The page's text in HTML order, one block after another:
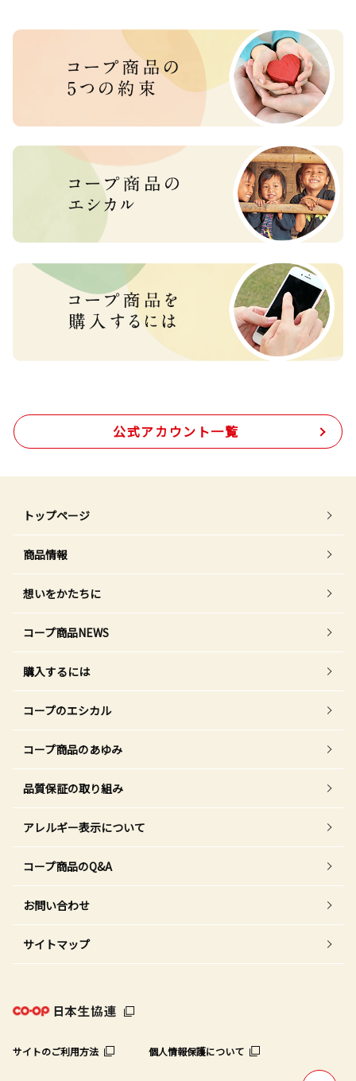
公式アカウント一覧
トップページ
商品情報
想いをかたちに
コープ商品NEWS
購入するには
コープのエシカル
コープ商品のあゆみ
品質保証の取り組み
アレルギー表示について
コープ商品のQ&A
お問い合わせ
サイトマップ
サイトのご利用方法 個人情報保護について